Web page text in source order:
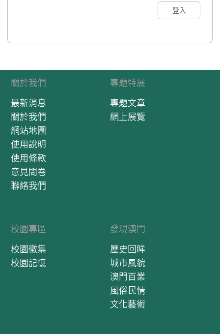
登入
關於我們
最新消息
關於我們
網站地圖
使用說明
使用條款
意見問卷
聯絡我們
專題特展
專題文章
網上展覽
校園專區
校園徵集
校園記憶
發現澳門
歷史回眸
城市風貌
澳門百業
風俗民情
文化藝術